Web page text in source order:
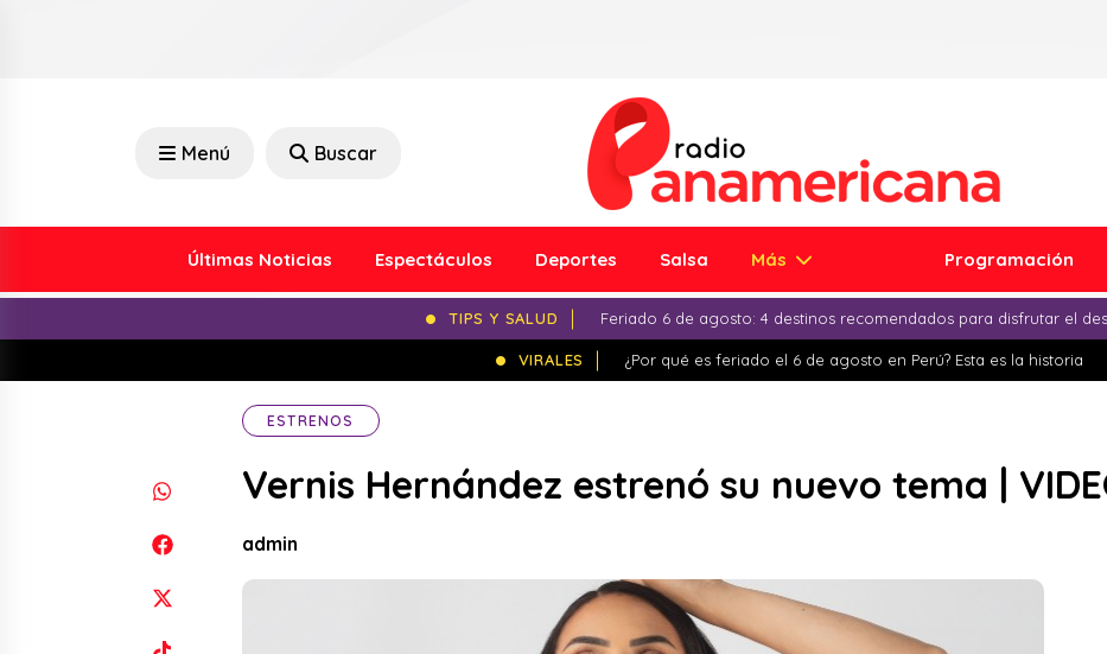
Menú Buscar
Últimas Noticias Espectáculos Deportes Salsa Más Programación
TIPS Y SALUD Feriado 6 de agosto: 4 destinos recomendados para disfrutar el
VIRALES ¿Por qué es feriado el 6 de agosto en Perú? Esta es la historia
ESTRENOS
Vernis Hernández estrenó su nuevo tema |
admin